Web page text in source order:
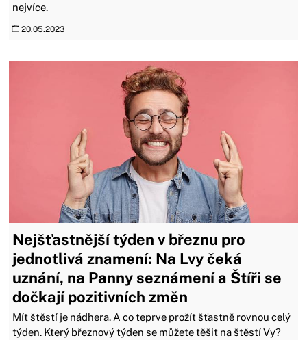
nejvíce.
20.05.2023
Nejšťastnější týden v březnu pro
jednotlivá znamení: Na Lvy čeká
uznání, na Panny seznámení a Štíři se
dočkají pozitivních změn
Mít štěstí je nádhera. A co teprve prožít šťastně rovnou celý
týden. Který březnový týden se můžete těšit na štěstí Vy?